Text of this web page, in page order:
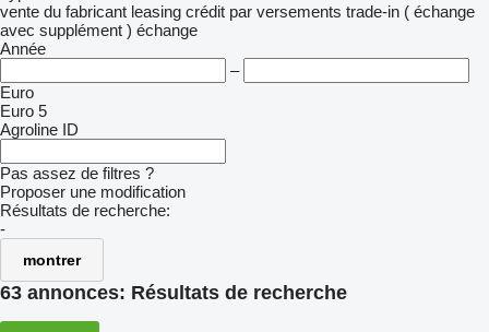
vente du fabricant leasing crédit par versements trade-in ( échange
avec supplément ) échange
Année
–
Euro
Euro 5
Agroline ID
Pas assez de filtres ?
Proposer une modification
Résultats de recherche:
-
montrer
63 annonces: Résultats de recherche